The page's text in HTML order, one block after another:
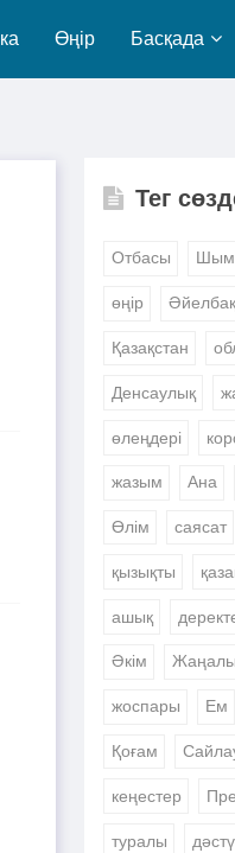
Өңір Басқада
Тег
Отбасы
өңір
Қазақстан
Денсаулық
өлеңдері
жазым Ана
Өлім саясат
қызықты
ашық
Әкім
жоспары Ем
Қоғам
кеңестер
туралы